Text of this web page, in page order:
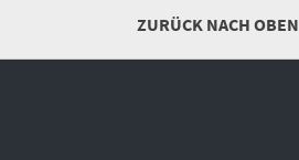
ZURÜCK NACH OBEN